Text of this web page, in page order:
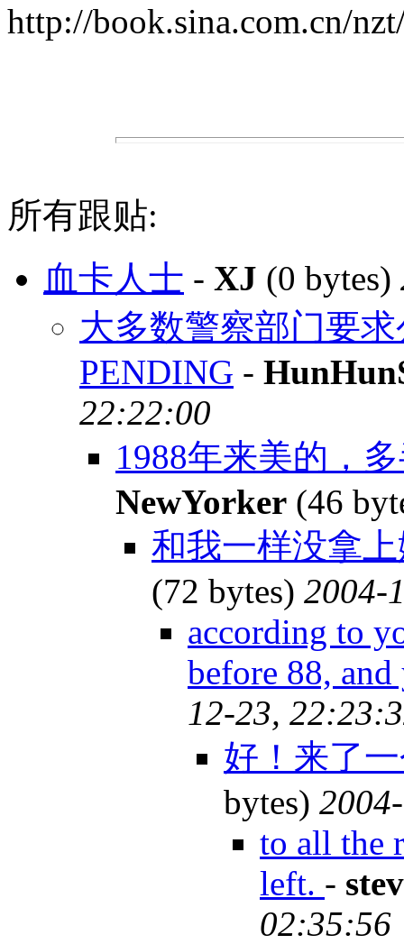
http://book.sina.com.cn/
所有跟贴:
血卡人士 - XJ (0 bytes)
大多数警察部门要
PENDING -
22:22:00
1988年来美的，
NewYorker (46
和我一样没拿
(72 bytes) 2004-
according to
before 88, and
12-23,
好！来了
bytes)
to all the
left. -
02:35:56